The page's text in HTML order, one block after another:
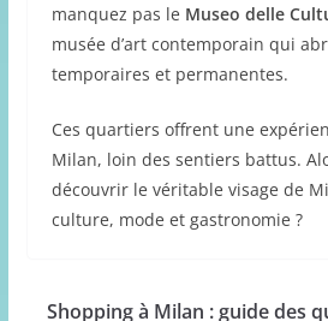
manquez pas le Museo delle
musée d’art contemporain qui
temporaires et permanentes.
Ces quartiers offrent une
Milan, loin des sentiers battus.
découvrir le véritable visage de
culture, mode et gastronomie ?
Shopping à Milan : guide des